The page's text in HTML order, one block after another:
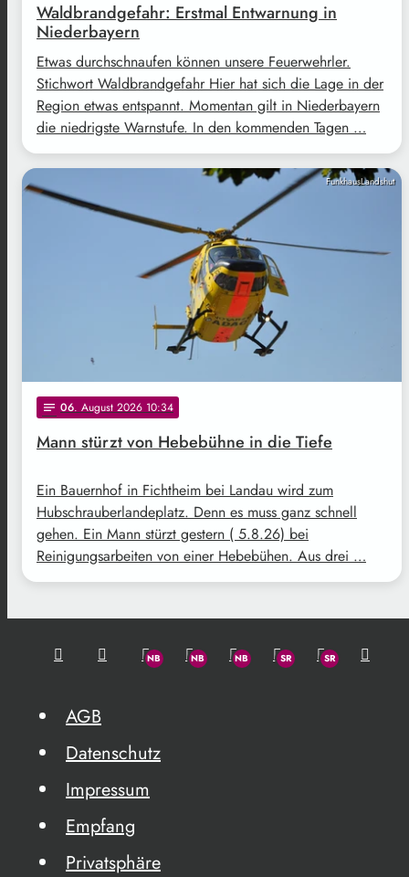
Waldbrandgefahr: Erstmal Entwarnung in
Niederbayern
Etwas durchschnaufen können unsere Feuerwehrler.
Stichwort Waldbrandgefahr Hier hat sich die Lage in der
Region etwas entspannt. Momentan gilt in Niederbayern
die niedrigste Warnstufe. In den kommenden Tagen …
FunkhausLandshut
notes 06. August 2026 10:34
Mann stürzt von Hebebühne in die Tiefe
Ein Bauernhof in Fichtheim bei Landau wird zum
Hubschrauberlandeplatz. Denn es muss ganz schnell
gehen. Ein Mann stürzt gestern ( 5.8.26) bei
Reinigungsarbeiten von einer Hebebühen. Aus drei …
AGB
Datenschutz
Impressum
Empfang
Privatsphäre